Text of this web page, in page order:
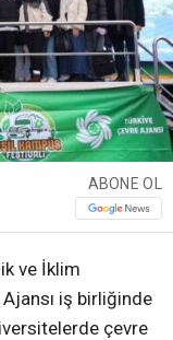
ABONE OL
ve İklim
Ajansı iş birliğinde
çevre